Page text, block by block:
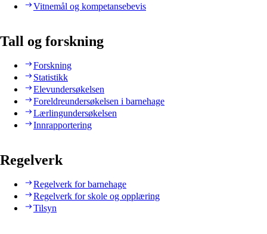
Vitnemål og kompetansebevis
Tall og forskning
Forskning
Statistikk
Elevundersøkelsen
Foreldreundersøkelsen i barnehage
Lærlingundersøkelsen
Innrapportering
Regelverk
Regelverk for barnehage
Regelverk for skole og opplæring
Tilsyn